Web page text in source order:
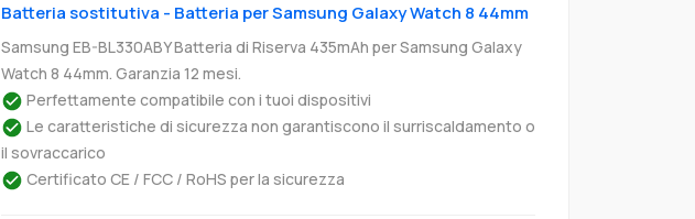
Batteria sostitutiva - Batteria per Samsung Galaxy Watch 8 44mm
Samsung EB-BL330ABY Batteria di Riserva 435mAh per Samsung Galaxy
Watch 8 44mm. Garanzia 12 mesi.
Perfettamente compatibile con i tuoi dispositivi
Le caratteristiche di sicurezza non garantiscono il surriscaldamento o
il sovraccarico
Certificato CE / FCC / RoHS per la sicurezza